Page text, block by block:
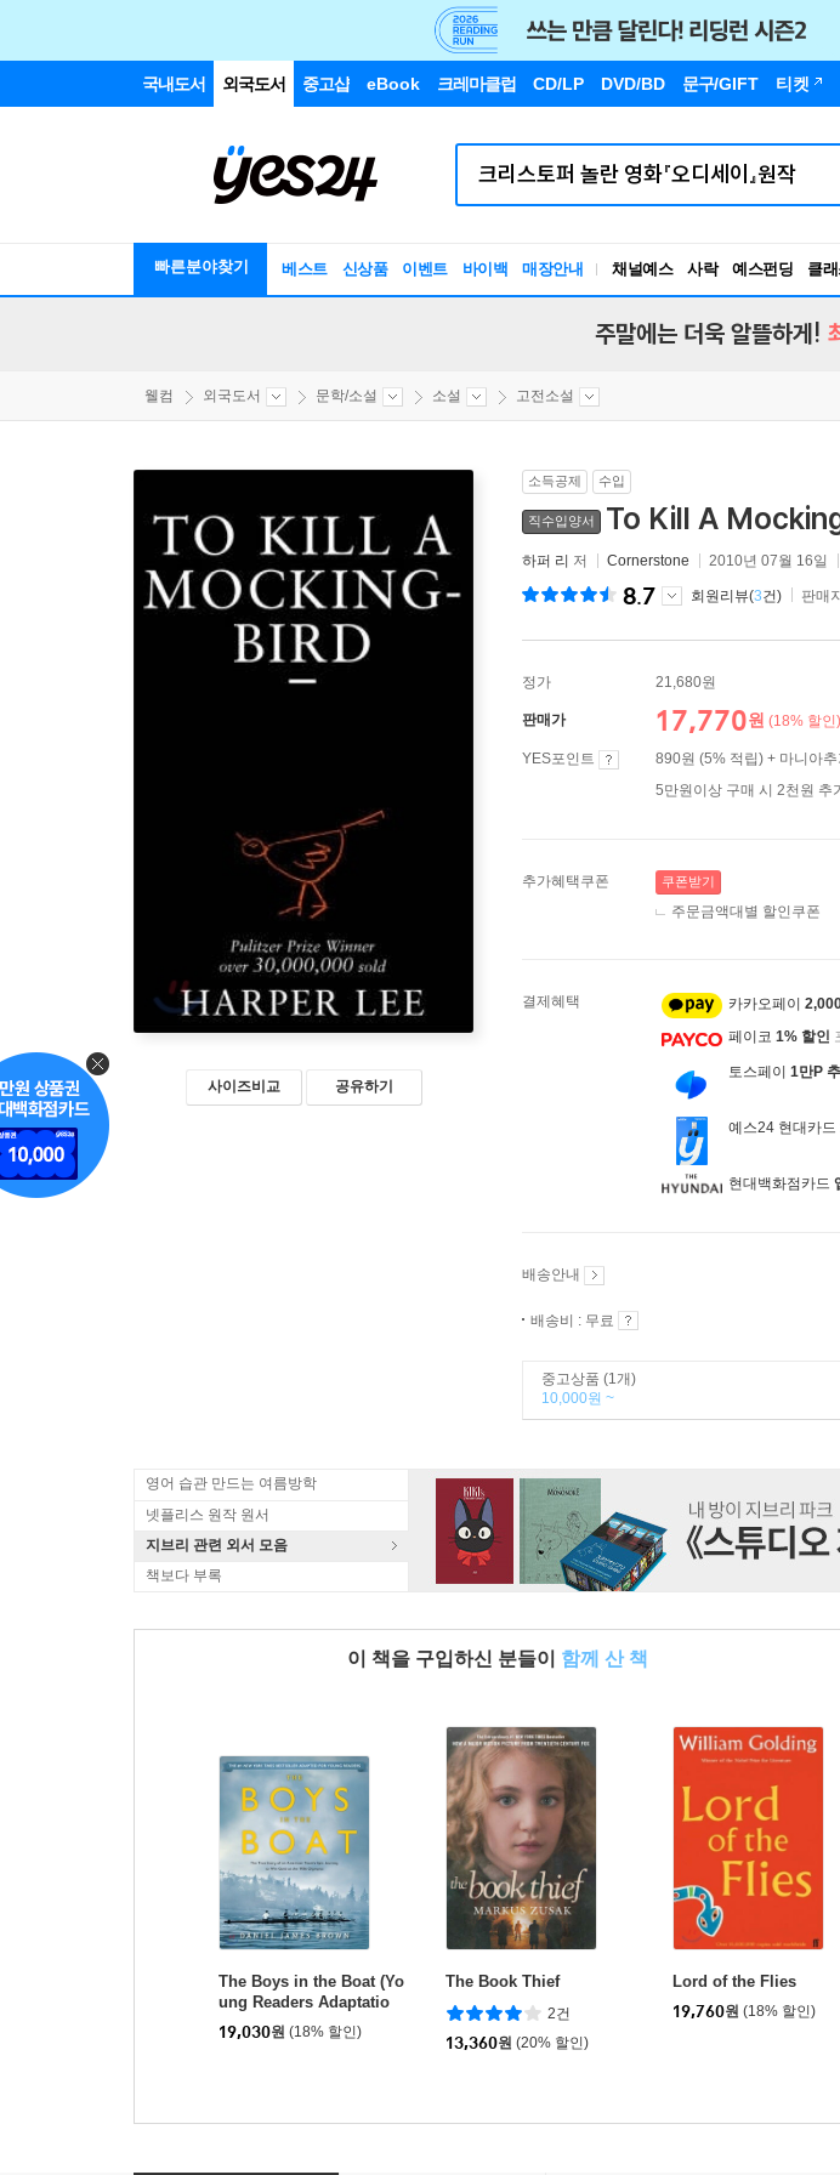
국내도서 외국도서 중고샵 eBook 크레마클럽 CD/LP DVD/BD 문구/GIFT 티켓
빠른분야찾기 베스트 신상품 이벤트 바이백 매장안내 채널예스 사락 예스펀딩 클
주말에는 더욱 알뜰하게!
웰컴 외국도서 문학/소설 소설 고전소설
사이즈비교 공유하기
소득공제 수입
직수입양서 To Kill A
하퍼 리 저 Cornerstone 2010년 07월 16일
8.7 회원리뷰(3건) 판매
정가 21,680원
판매가 17,770원 (18% 할인)
YES포인트
890원 (5% 적립) + 마니아추
5만원이상 구매 시 2천원 추
추가혜택쿠폰 쿠폰받기
주문금액대별 할인쿠폰
결제혜택 카카오페이
페이코 1% 할인
토스페이 1만P
예스24 현대카드
현대백화점카드
배송안내
배송비 : 무료
중고상품 (1개)
10,000원 ~
영어 습관 만드는 여름방학
넷플리스 원작 원서
지브리 관련 외서 모음
책보다 부록
이 책을 구입하신 분들이 함께 산 책
The Boys in the Boat (Yo
ung Readers Adaptatio
n): The True Story of an
American Team's Epic J
19,030원 (18% 할인)
The Book Thief
2건
13,360원 (20% 할인)
Lord of the Flies
19,760원 (18% 할인)